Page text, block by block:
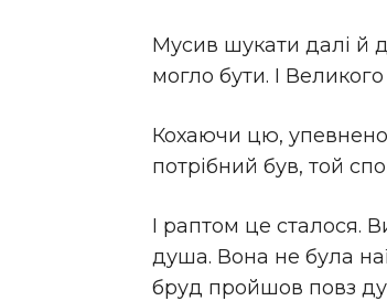
Мусив шукати далі й
могло бути. І
Кохаючи цю, упевнено
потрібний був, той
І раптом це сталося.
душа. Вона не була
бруд пройшов повз